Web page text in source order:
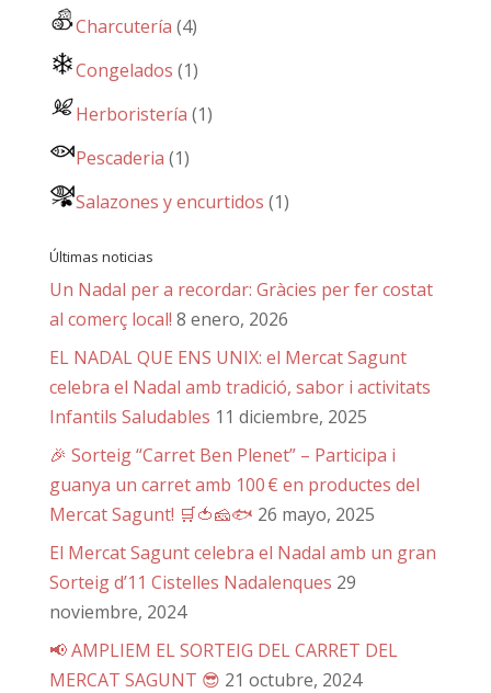
Charcutería (4)
Congelados (1)
Herboristería (1)
Pescaderia (1)
Salazones y encurtidos (1)
Últimas noticias
Un Nadal per a recordar: Gràcies per fer costat
al comerç local! 8 enero, 2026
EL NADAL QUE ENS UNIX: el Mercat Sagunt
celebra el Nadal amb tradició, sabor i activitats
Infantils Saludables 11 diciembre, 2025
🎉 Sorteig “Carret Ben Plenet” – Participa i
guanya un carret amb 100 € en productes del
Mercat Sagunt! 🛒🍅🧀🐟 26 mayo, 2025
El Mercat Sagunt celebra el Nadal amb un gran
Sorteig d’11 Cistelles Nadalenques 29
noviembre, 2024
📢 AMPLIEM EL SORTEIG DEL CARRET DEL
MERCAT SAGUNT 😎 21 octubre, 2024